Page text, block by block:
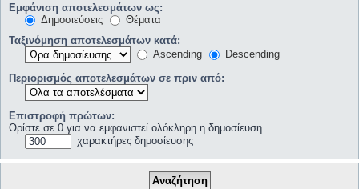
Εμφάνιση αποτελεσμάτων ως:
Δημοσιεύσεις
Θέματα
Ταξινόμηση αποτελεσμάτων κατά:
Ascending
Descending
Περιορισμός αποτελεσμάτων σε πριν από:
Επιστροφή πρώτων:
Ορίστε σε 0 για να εμφανιστεί ολόκληρη η δημοσίευση.
χαρακτήρες δημοσίευσης